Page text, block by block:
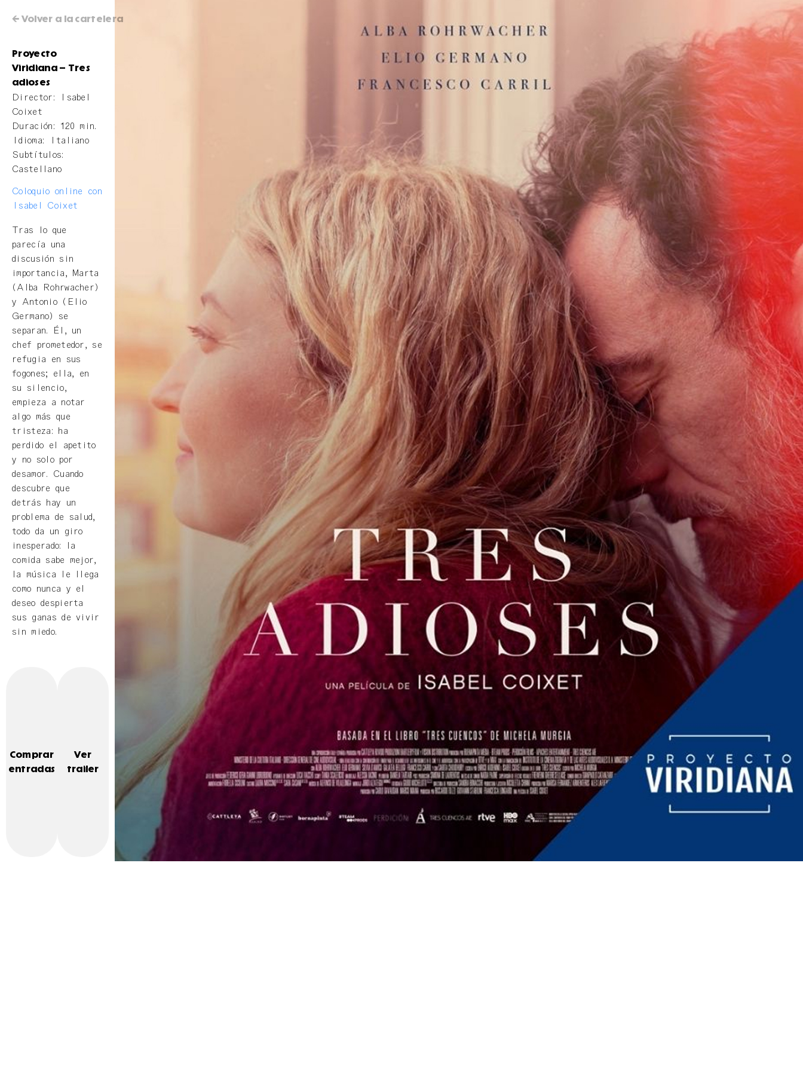
← Volver a la cartelera
Proyecto
Viridiana – Tres
adioses
Director: Isabel
Coixet
Duración: 120 min.
Idioma: Italiano
Subtítulos:
Castellano
Coloquio online con
Isabel Coixet
Tras lo que
parecía una
discusión sin
importancia, Marta
(Alba Rohrwacher)
y Antonio (Elio
Germano) se
separan. Él, un
chef prometedor, se
refugia en sus
fogones; ella, en
su silencio,
empieza a notar
algo más que
tristeza: ha
perdido el apetito
y no solo por
desamor. Cuando
descubre que
detrás hay un
problema de salud,
todo da un giro
inesperado: la
comida sabe mejor,
la música le llega
como nunca y el
deseo despierta
sus ganas de vivir
sin miedo.
Comprar
entradas
Ver
trailer